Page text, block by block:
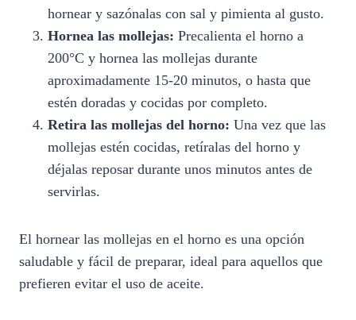
hornear y sazónalas con sal y pimienta al gusto.
Hornea las mollejas: Precalienta el horno a
200°C y hornea las mollejas durante
aproximadamente 15-20 minutos, o hasta que
estén doradas y cocidas por completo.
Retira las mollejas del horno: Una vez que las
mollejas estén cocidas, retíralas del horno y
déjalas reposar durante unos minutos antes de
servirlas.
El hornear las mollejas en el horno es una opción
saludable y fácil de preparar, ideal para aquellos que
prefieren evitar el uso de aceite.